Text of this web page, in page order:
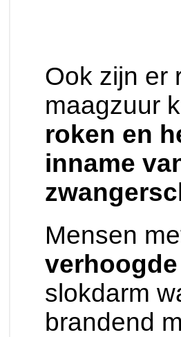
Ook zijn er
maagzuur
roken en
inname
Mensen
slokdarm
brandend